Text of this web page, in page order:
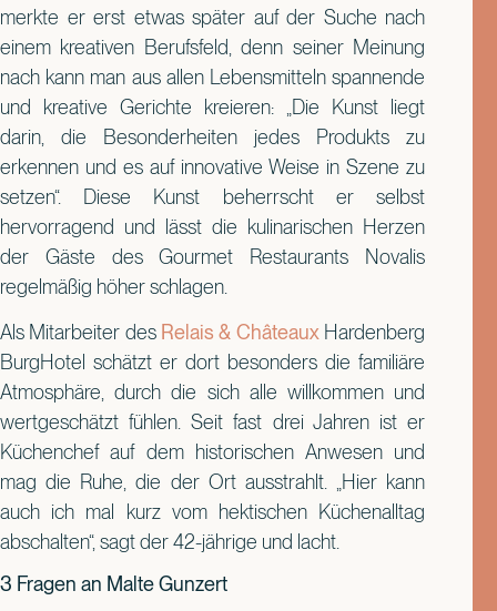
merkte er erst etwas später auf der Suche nach
einem kreativen Berufsfeld, denn seiner Meinung
nach kann man aus allen Lebensmitteln spannende
und kreative Gerichte kreieren: „Die Kunst liegt
darin, die Besonderheiten jedes Produkts zu
erkennen und es auf innovative Weise in Szene zu
setzen“. Diese Kunst beherrscht er selbst
hervorragend und lässt die kulinarischen Herzen
der Gäste des Gourmet Restaurants Novalis
regelmäßig höher schlagen.
Als Mitarbeiter des Relais & Châteaux Hardenberg
BurgHotel schätzt er dort besonders die familiäre
Atmosphäre, durch die sich alle willkommen und
wertgeschätzt fühlen. Seit fast drei Jahren ist er
Küchenchef auf dem historischen Anwesen und
mag die Ruhe, die der Ort ausstrahlt. „Hier kann
auch ich mal kurz vom hektischen Küchenalltag
abschalten“, sagt der 42-jährige und lacht.
3 Fragen an Malte Gunzert